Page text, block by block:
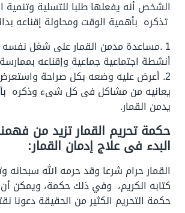
الشخص أنه يفعلها طلبا للتسلية
تذكره بأهمية الوقت ومحاولة إقناعه
1 .مساعدة مدمن القمار على شغل نفسه
أنشطة اجتماعية جماعية وإقناعه
2. أعرض عليه وضعه بكل صراحة
يعانيه من مشاكل فى كل شىء وذكره
يدمن القمار.
حكمة تحريم القمار تزيد من
البدء فى علاج إدمان القمار:
القمار حرام شرعا وقد حرمه الله
كتابه الكريم، وفي ذلك حكمة، ويمكن
حكمة التحريم الكثير من الحقيقة دعونا